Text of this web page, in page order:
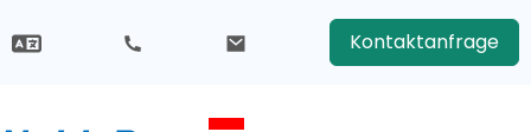
Kontaktanfrage